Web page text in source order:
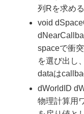
列Rを求める
void
spaceで衝
を選び出し
dataは
dWorldID
物理計算用